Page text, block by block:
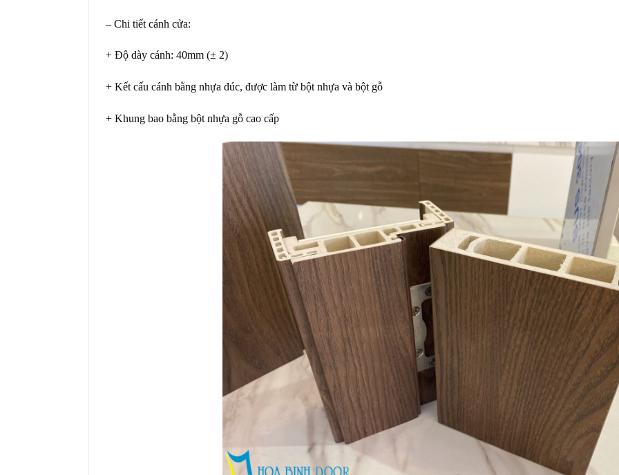
– Chi tiết cánh cửa:
+ Độ dày cánh: 40mm (± 2)
+ Kết cấu cánh bằng nhựa đúc, được làm từ bột nhựa và bột gỗ
+ Khung bao bằng bột nhựa gỗ cao cấp